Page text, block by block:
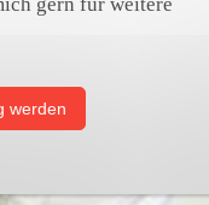
gern für weitere
werden